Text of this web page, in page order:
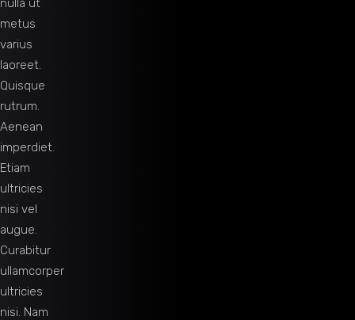
nulla ut
metus
varius
laoreet.
Quisque
rutrum.
Aenean
imperdiet.
Etiam
ultricies
nisi vel
augue.
Curabitur
ullamcorper
ultricies
nisi. Nam